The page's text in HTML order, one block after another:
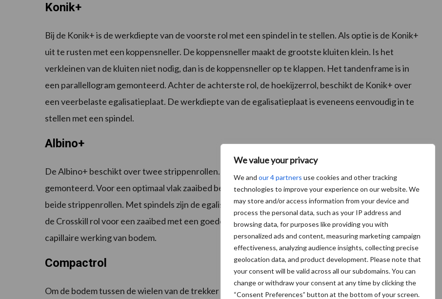
We value your privacy
We and our 4 partners use cookies and other tracking
technologies to improve your experience on our website. We
may store and/or access information from your device and
process the personal data, such as your IP address and
browsing data, for purposes like providing you with
personalized ads and content, measuring marketing campaign
effectiveness, analyzing audience insights, collecting precise
geolocation data, and product development. Please note that
your consent will be valid across all our subdomains. You can
change or withdraw your consent at any time by clicking the
“Consent Preferences” button at the bottom of your screen.
Konik+
Bij de Konik+ is de werkdiepte van de voorste rol met een spindel in te stellen. Als optie is de Konik+
uit te rusten met een koppensneller. De koppensneller maakt de grootste kluiten klein. Is het
verkleinen van de kluiten niet nodig, dan is de koppensneller op te klappen. Het tandenframe is in
een parallellogram gemonteerd. Achter de achterste rol, de hoekijzerrol, beschikt de Konik+ over
een veerbelaste egalisatieplaat. De werkdiepte van de egalisatieplaat is eveneens eenvoudig in te
stellen met een spindel.
Albino+
De Albino+ beschikt over twee strippenrollen. Daartussen is het tandenframe in een parallellogram
gemonteerd. Voor een optimaal vlak zaaibed beschikt de Albino+ over één egalisatiebalk achter
beide strippenrollen. Met spindels zijn de egalisatiebalken afzonderlijk instelbaar. Als laatste zorgt
de Crosskill rol voor een zaaibed met een goede structuur. Optimaal aangedrukt voor een goede
capillaire werking van bodem.
Compactrol
Om de bodem tussen de wielen van de trekker evenredig aan te drukken, en daarmee het gewicht